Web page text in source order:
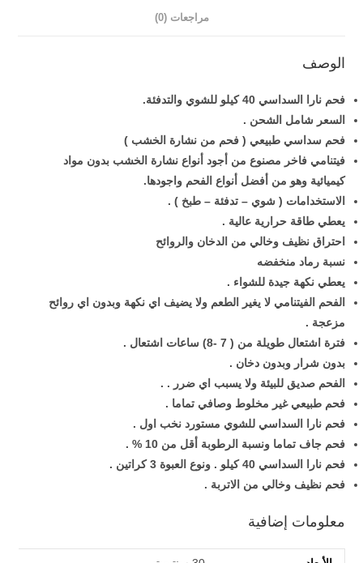
مراجعات (0)
الوصف
فحم نارا السداسي 40 كيلو للشوي والتدفئة.
السعر شامل الشحن .
فحم سداسي طبيعي ( فحم من نشارة الخشب )
فيتنامي فاخر مصنوع من أجود أنواع نشارة الخشب بدون مواد
كيميائية وهو من أفضل أنواع الفحم واجودها.
الاستخدامات ( شوي – تدفئة – طبخ ) .
يعطي طاقة حرارية عالية .
احتراق نظيف وخالي من الدخان والروائح
نسبة رماد منخفضه
يعطي نكهة جيدة للشواء .
الفحم الفيتنامي لا يغير الطعم ولا يضيف اي نكهة وبدون اي روائح
مزعجة .
فترة اشتعال طويلة من ( 7 -8) ساعات اشتعال .
بدون شرار وبدون دخان .
الفحم صديق للبيئة ولا يسبب اي ضرر . .
فحم طبيعي غير مخلوط وصافي تماما .
فحم نارا السداسي للشوي مستورد نخب اول .
فحم جاف تماما ونسبة الرطوبة أقل من 10 % .
فحم نارا السداسي 40 كيلو . ونوع العبوة 3 كراتين .
فحم نظيف وخالي من الاتربة .
معلومات إضافية